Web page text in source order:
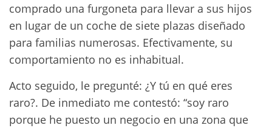
comprado una furgoneta para llevar a sus hijos
en lugar de un coche de siete plazas diseñado
para familias numerosas. Efectivamente, su
comportamiento no es inhabitual.
Acto seguido, le pregunté: ¿Y tú en qué eres
raro?. De inmediato me contestó: “soy raro
porque he puesto un negocio en una zona que